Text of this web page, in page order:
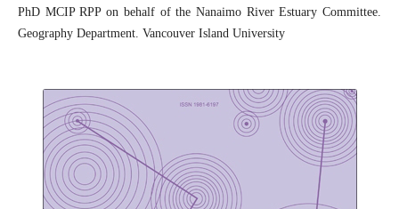
PhD MCIP RPP on behalf of the Nanaimo River Estuary Committee.
Geography Department. Vancouver Island University